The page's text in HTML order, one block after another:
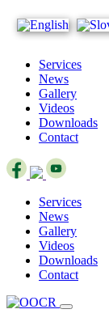
Services
News
Gallery
Videos
Downloads
Contact
Services
News
Gallery
Videos
Downloads
Contact